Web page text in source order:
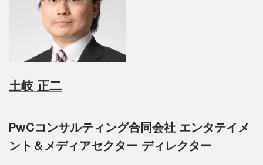
土岐 正二
PwCコンサルティング合同会社 エンタテイメ
ント＆メディアセクター ディレクター